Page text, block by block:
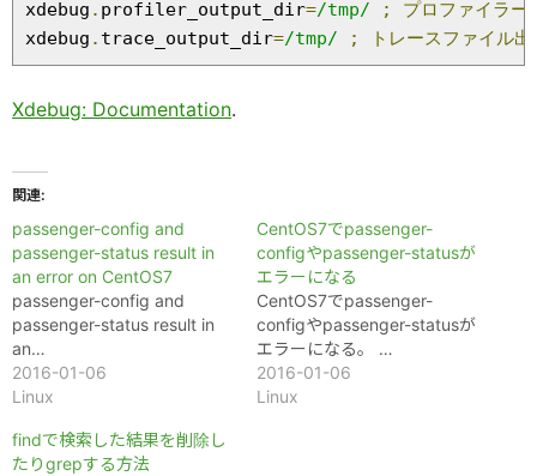
xdebug . profiler_output_dir=/tmp/ ;
プロファイラー
xdebug . trace_output_dir=/tmp/ ; トレースファイル
Xdebug: Documentation.
関連
passenger-config and
passenger-status result in
an error on CentOS7
passenger-config and
passenger-status result in
an…
2016-01-06
Linux
CentOS7でpassenger-
configやpassenger-statusが
エラーになる
CentOS7でpassenger-
configやpassenger-statusが
エラーになる。 …
2016-01-06
Linux
findで検索した結果を削除し
たりgrepする方法